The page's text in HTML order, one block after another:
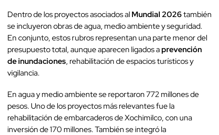
Dentro de los proyectos asociados alMundial 2026también
se incluyeron obras de agua, medio ambiente y seguridad.
En conjunto, estos rubros representan una parte menor del
presupuesto total, aunque aparecen ligados aprevención
de inundaciones, rehabilitación de espacios turísticos y
vigilancia.
En agua y medio ambiente se reportaron 772 millones de
pesos. Uno de los proyectos más relevantes fue la
rehabilitación de embarcaderos de Xochimilco, con una
inversión de 170 millones. También se integró la